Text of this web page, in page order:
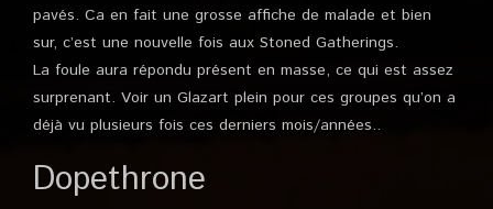
pavés. Ca en fait une grosse affiche de malade et bien
sur, c’est une nouvelle fois aux Stoned Gatherings.
La foule aura répondu présent en masse, ce qui est assez
surprenant. Voir un Glazart plein pour ces groupes qu’on a
déjà vu plusieurs fois ces derniers mois/années..
Dopethrone